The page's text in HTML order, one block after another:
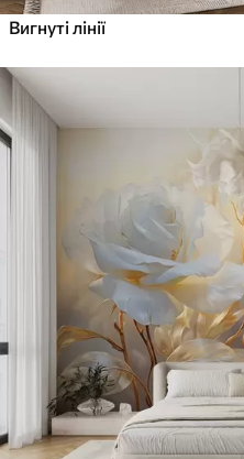
Вигнуті лінії